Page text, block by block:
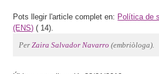
Pots llegir l'article complet en: Política de
(ENS) ( 14).
PerZaira Salvador Navarro (embriòloga).